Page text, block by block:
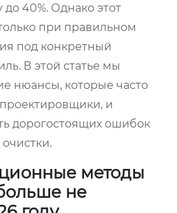
до 40%. Однако этот
при правильном
под конкретный
В этой статье мы
нюансы, которые часто
и
дорогостоящих ошибок
методы
не